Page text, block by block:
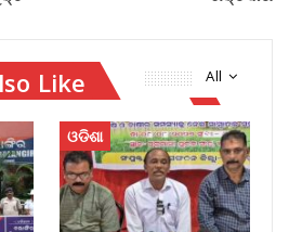
All
Like
ଓଡିଶା